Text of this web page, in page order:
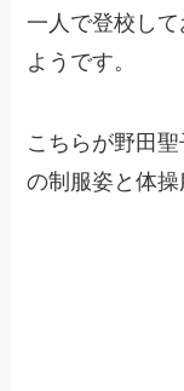
一人で登校し
ようです。
こちらが野田
の制服姿と体操